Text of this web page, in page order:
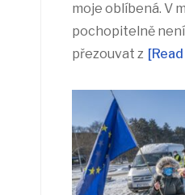
moje oblíbená. V
pochopitelně
přezouvat z